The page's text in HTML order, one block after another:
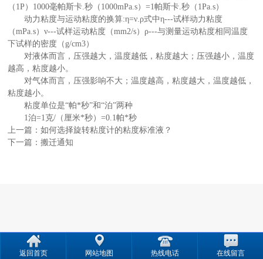
（1P）1000毫帕斯卡.秒（1000mPa.s）=1帕斯卡.秒（1Pa.s）
动力粘度与运动粘度的换算:η=ν.ρ式中η---试样动力粘度
（mPa.s）ν---试样运动粘度（mm2/s）ρ---与测量运动粘度相同温度
下试样的密度（g/cm3）
对液体而言，压强越大，温度越低，粘度越大；压强越小，温度
越高，粘度越小。
对气体而言，压强影响不大；温度越高，粘度越大，温度越低，
粘度越小。
粘度单位是“帕*秒”和“泊”两种
1泊=1克/（厘米*秒）=0.1帕*秒
上一篇：如何选择旋转粘度计的粘度标准液？
下一篇：搬迁通知
返回首页 网站地图 热线电话 在线留言